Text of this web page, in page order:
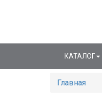
КАТАЛОГ
Главная